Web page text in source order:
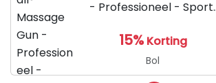
- Professioneel - Sport
15% Korting
Bol